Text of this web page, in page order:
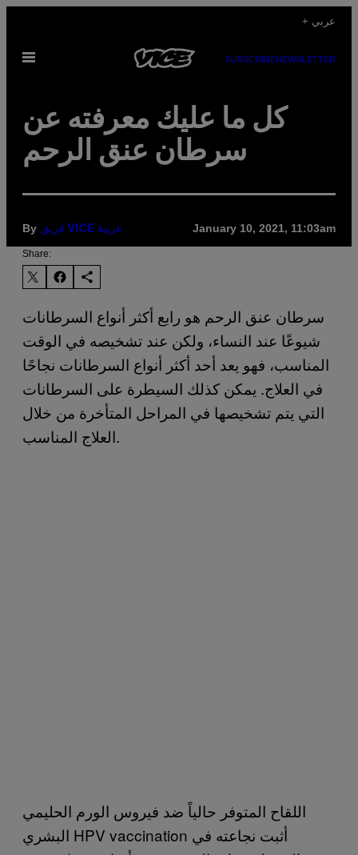
content
+ عربي
Open
SUBSCRIBENEWSLETTER
كل ما عليك معرفته عن
سرطان عنق الرحم
By فريق VICE عربية January 10, 2021, 11:03am
Share:
سرطان عنق الرحم هو رابع أكثر أنواع السرطانات
شيوعًا عند النساء، ولكن عند تشخيصه في الوقت
المناسب، فهو يعد أحد أكثر أنواع السرطانات نجاحًا
في العلاج. يمكن كذلك السيطرة على السرطانات
التي يتم تشخيصها في المراحل المتأخرة من خلال
العلاج المناسب.
اللقاح المتوفر حالياً ضد فيروس الورم الحليمي
البشري HPV vaccination أثبت نجاعته في